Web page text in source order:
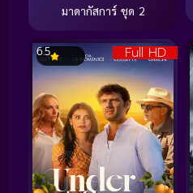
มาดากัสการ์ ชุด 2
Full HD
6.5